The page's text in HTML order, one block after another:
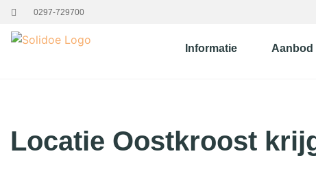
0297-729700
Informatie Aanbod
Locatie Oostkroost